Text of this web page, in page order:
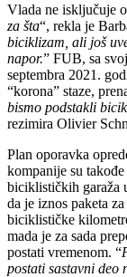
Vlada ne isključuje
za šta“, rekla je
biciklizam, ali još
napor.” FUB, sa
septembra 2021.
“korona” staze,
bismo podstakli
rezimira Olivier
Plan oporavka
kompanije su
biciklističkih garaža
da je iznos paketa
biciklističke
mada je za sada
postati vremenom. “
postati sastavni deo